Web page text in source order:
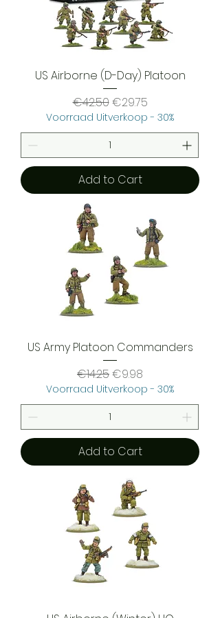
US Airborne (D-Day) Platoon
Regular Price
€42.50Sale Price
€29.75
Voorraad Uitverkoop - 30%
Add to Cart
US Army Platoon Commanders
Regular Price
€14.25Sale Price
€9.98
Voorraad Uitverkoop - 30%
Add to Cart